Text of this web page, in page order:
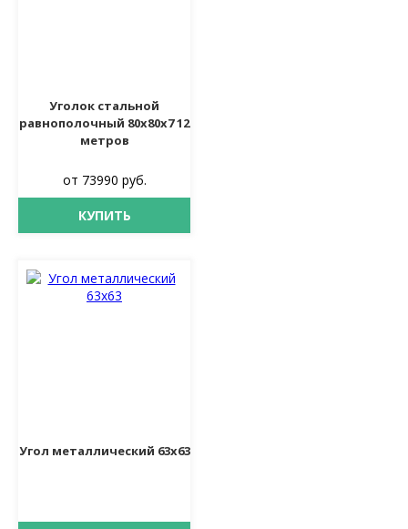
Уголок стальной
равнополочный 80х80х7 12
метров
от 73990 руб.
КУПИТЬ
Угол металлический 63х63